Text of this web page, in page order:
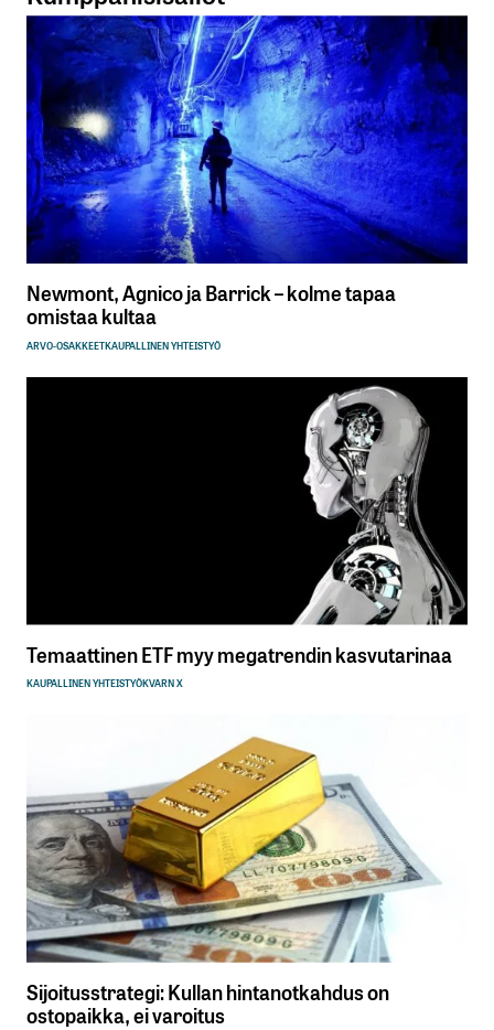
Newmont, Agnico ja Barrick – kolme tapaa
omistaa kultaa
ARVO-OSAKKEETKAUPALLINEN YHTEISTYÖ
Temaattinen ETF myy megatrendin kasvutarinaa
KAUPALLINEN YHTEISTYÖKVARN X
Sijoitusstrategi: Kullan hintanotkahdus on
ostopaikka, ei varoitus